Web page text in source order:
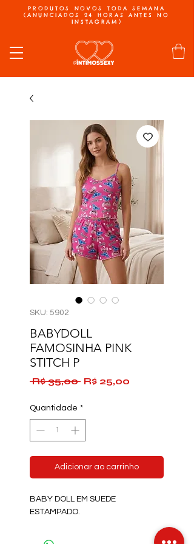
PRODUTOS NOVOS TODA SEMANA
(ANUNCIADOS 24 HORAS ANTES NO
INSTAGRAM)
SKU: 5902
BABYDOLL
FAMOSINHA PINK
STITCH P
R$ 35,00 Preço
R$ 25,00
Quantidade *
Adicionar ao carrinho
BABY DOLL EM SUEDE
ESTAMPADO.